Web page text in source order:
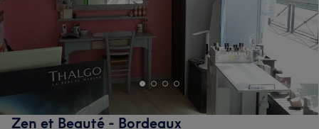
Zen et Beauté - Bordeaux